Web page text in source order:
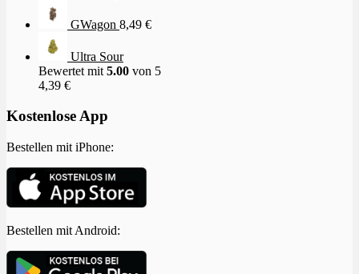
GWagon 8,49 €
Ultra Sour
Bewertet mit 5.00 von 5
4,39 €
Kostenlose App
Bestellen mit iPhone:
Bestellen mit Android: